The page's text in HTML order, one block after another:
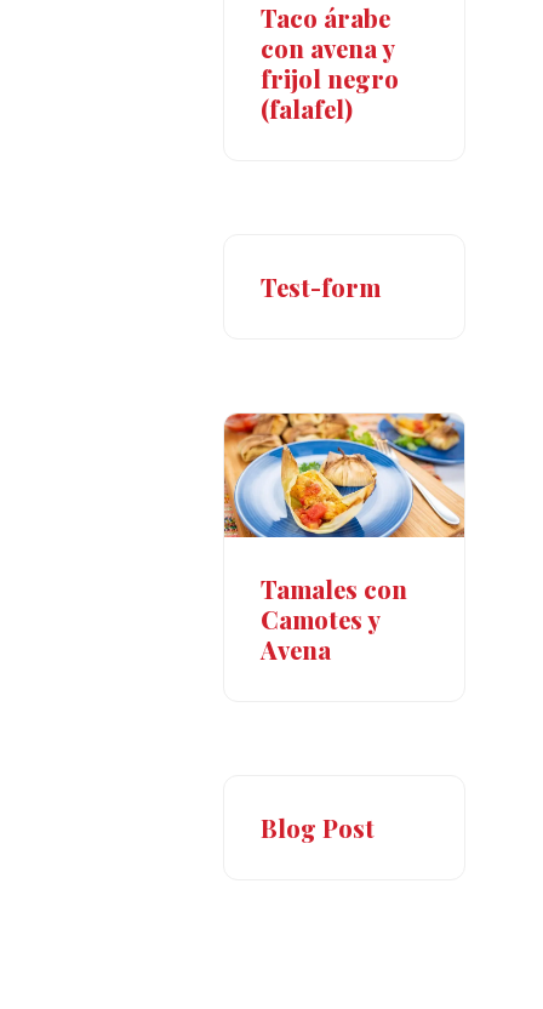
Taco árabe
con avena y
frijol negro
(falafel)
Test-form
Tamales con
Camotes y
Avena
Blog Post